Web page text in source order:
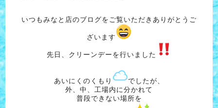
いつもみなと店のブログをご覧いただきありがとうご
ざいます
先日、クリーンデーを行いました
あいにくのくもり
でしたが、
外、中、工場内に分かれて
普段できない場所を